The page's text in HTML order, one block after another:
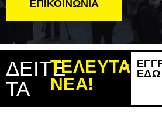
ΕΠΙΚΟΙΝΩΝΙΑ
ΔΕΙΤΕ
ΤΑ
ΤΕΛΕΥΤΑΙΑ
ΝΕΑ!
ΕΔΩ